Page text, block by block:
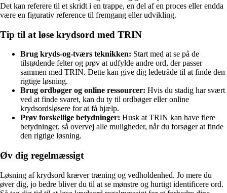
Det kan referere til et skridt i en trappe, en del af en proces eller endda
være en figurativ reference til fremgang eller udvikling.
Tip til at løse krydsord med TRIN
Brug kryds-og-tværs teknikken: Start med at se på de
tilstødende felter og prøv at udfylde andre ord, der passer
sammen med TRIN. Dette kan give dig ledetråde til at finde den
rigtige løsning.
Brug ordbøger og online ressourcer: Hvis du stadig har svært
ved at finde svaret, kan du ty til ordbøger eller online
krydsordsløsere for at få hjælp.
Prøv forskellige betydninger: Husk at TRIN kan have flere
betydninger, så overvej alle muligheder, når du forsøger at finde
den rigtige løsning.
Øv dig regelmæssigt
Løsning af krydsord kræver træning og vedholdenhed. Jo mere du
øver dig, jo bedre bliver du til at se mønstre og hurtigt identificere ord.